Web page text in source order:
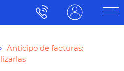
Anticipo de facturas: